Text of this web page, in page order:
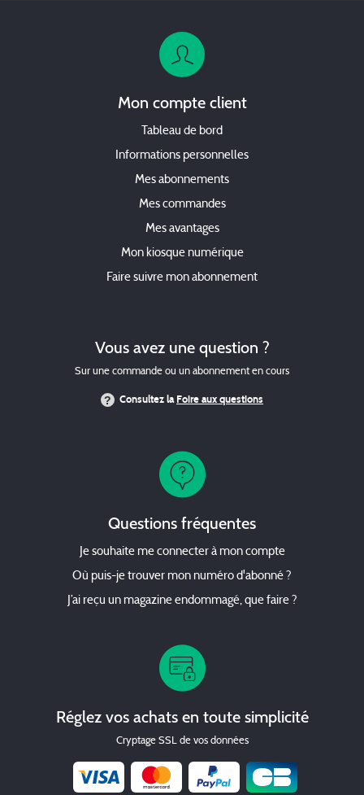
Mon compte client
Tableau de bord
Informations personnelles
Mes abonnements
Mes commandes
Mes avantages
Mon kiosque numérique
Faire suivre mon abonnement
Vous avez une question ?
Sur une commande ou un abonnement en cours
Consultez laFoire aux questions
Questions fréquentes
Je souhaite me connecter à mon compte
Où puis-je trouver mon numéro d'abonné ?
J’ai reçu un magazine endommagé, que faire ?
Réglez vos achats en toute simplicité
Cryptage SSL de vos données